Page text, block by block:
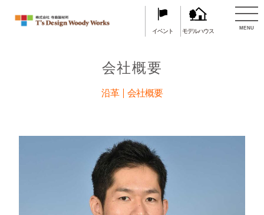
イベント モデルハウス MENU
TOP 会社概要
会社概要
沿革 会社概要